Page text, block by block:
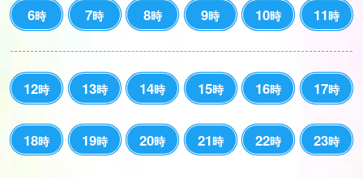
6時 7時 8時 9時 10時 11時
12時 13時 14時 15時 16時 17時
18時 19時 20時 21時 22時 23時